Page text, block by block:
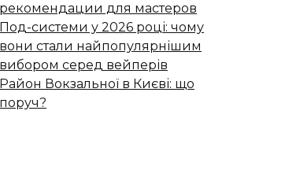
рекомендации для мастеров
Под-системи у 2026 році: чому
вони стали найпопулярнішим
вибором серед вейперів
Район Вокзальної в Києві: що
поруч?